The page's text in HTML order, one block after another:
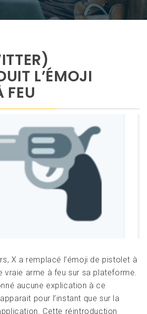
L’ÉMOJI
FEU
X a remplacé l’émoji de pistolet à
vraie arme à feu sur sa plateforme.
aucune explication à ce
pour l’instant que sur la
Cette réintroduction